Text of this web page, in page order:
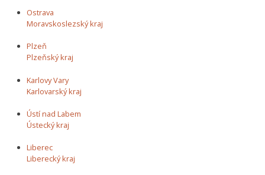
Ostrava
Moravskoslezský kraj
Plzeň
Plzeňský kraj
Karlovy Vary
Karlovarský kraj
Ústí nad Labem
Ústecký kraj
Liberec
Liberecký kraj